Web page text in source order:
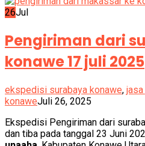
26Jul
Pengiriman dari
konawe 17 juli 2025
ekspedisi surabaya konawe,
konaweJuli 26, 2025
Ekspedisi Pengiriman dari
dan tiba pada tanggal 23 Juni